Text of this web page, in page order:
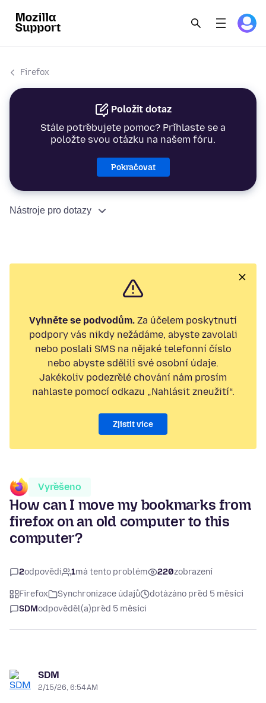
Firefox
Položit dotaz
Stále potřebujete pomoc? Přihlaste se a
položte svou otázku na našem fóru.
Pokračovat
Nástroje pro dotazy
Vyhněte se podvodům. Za účelem poskytnutí
podpory vás nikdy nežádáme, abyste zavolali
nebo poslali SMS na nějaké telefonní číslo
nebo abyste sdělili své osobní údaje.
Jakékoliv podezřelé chování nám prosím
nahlaste pomocí odkazu „Nahlásit zneužití“.
Zjistit více
Vyřešeno
How can I move my bookmarks from
firefox on an old computer to this
computer?
2odpovědi 1má tento problém 220zobrazení
Firefox Synchronizace údajů
dotázáno před 5 měsíci
SDModpověděl(a)před 5 měsíci
SDM
2/15/26, 6:54 AM